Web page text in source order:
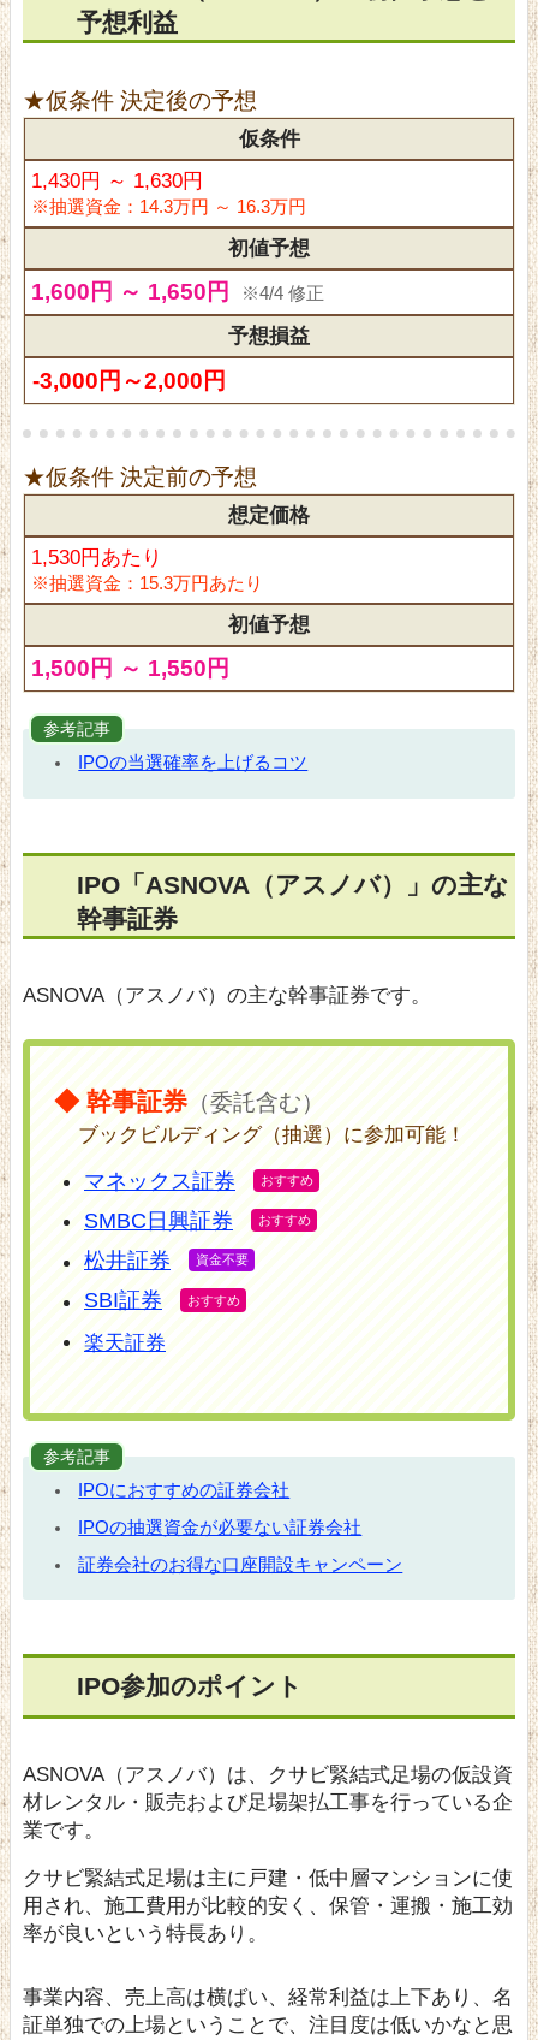
予想利益
★仮条件 決定後の予想
仮条件
1,430円 ～ 1,630円
※抽選資金：14.3万円 ～ 16.3万円
初値予想
1,600円 ～ 1,650円 ※4/4 修正
予想損益
-3,000円～2,000円
★仮条件 決定前の予想
想定価格
1,530円あたり
※抽選資金：15.3万円あたり
初値予想
1,500円 ～ 1,550円
参考記事
IPOの当選確率を上げるコツ
IPO「ASNOVA（アスノバ）」の主な
幹事証券
ASNOVA（アスノバ）の主な幹事証券です。
◆ 幹事証券（委託含む）
ブックビルディング（抽選）に参加可能！
マネックス証券
SMBC日興証券
松井証券
SBI証券
楽天証券
参考記事
IPOにおすすめの証券会社
IPOの抽選資金が必要ない証券会社
証券会社のお得な口座開設キャンペーン
IPO参加のポイント
ASNOVA（アスノバ）は、クサビ緊結式足場の仮設資
材レンタル・販売および足場架払工事を行っている企
業です。
クサビ緊結式足場は主に戸建・低中層マンションに使
用され、施工費用が比較的安く、保管・運搬・施工効
率が良いという特長あり。
事業内容、売上高は横ばい、経常利益は上下あり、名
証単独での上場ということで、注目度は低いかなと思